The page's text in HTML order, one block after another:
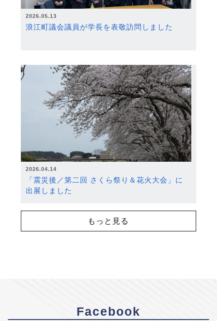
2026.05.13
浪江町議会議員が学長を表敬訪問しました
2026.04.14
「震災後／第二回 さくら祭り＆花火大会」に
出展しました
もっと見る
Facebook